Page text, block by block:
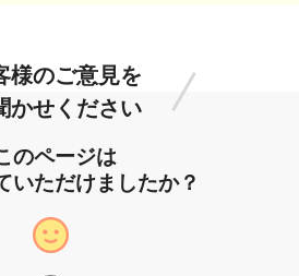
様のご意見を
かせください
のページは
いただけましたか？